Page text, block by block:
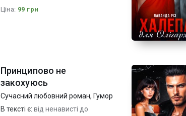
Ціна: 99 грн
Принципово не
закохуюсь
Сучасний любовний роман, Гумор
В тексті є: від ненависті до